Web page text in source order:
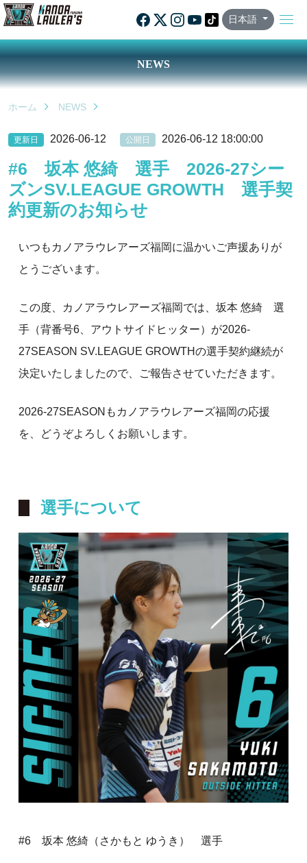
日本語
NEWS
ホーム NEWS
更新日 2026-06-12 公開日 2026-06-12 18:00:00
#6 坂本 悠綺 選手 2026-27シー
ズンSV.LEAGUE GROWTH 選手契
約更新のお知らせ
いつもカノアラウレアーズ福岡に温かいご声援ありが
とうございます。
この度、カノアラウレアーズ福岡では、坂本 悠綺 選
手（背番号6、アウトサイドヒッター）が2026-
27SEASON SV.LEAGUE GROWTHの選手契約継続が
決定いたしましたので、ご報告させていただきます。
2026-27SEASONもカノアラウレアーズ福岡の応援
を、どうぞよろしくお願いします。
選手について
#6 坂本 悠綺（さかもと ゆうき） 選手